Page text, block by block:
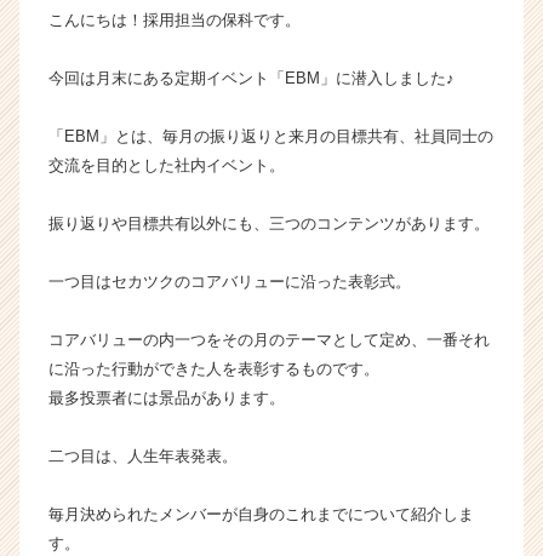
ャ
長
業
か
ス
ト
届
く
就
イ
チ
こんにちは！採用担当の保科です。
今回は月末にある定期イベント「EBM」に潜入しました♪
「EBM」とは、毎月の振り返りと来月の目標共有、社員同士の
交流を目的とした社内イベント。
振り返りや目標共有以外にも、三つのコンテンツがあります。
一つ目はセカツクのコアバリューに沿った表彰式。
コアバリューの内一つをその月のテーマとして定め、一番それ
に沿った行動ができた人を表彰するものです。
最多投票者には景品があります。
二つ目は、人生年表発表。
毎月決められたメンバーが自身のこれまでについて紹介しま
す。